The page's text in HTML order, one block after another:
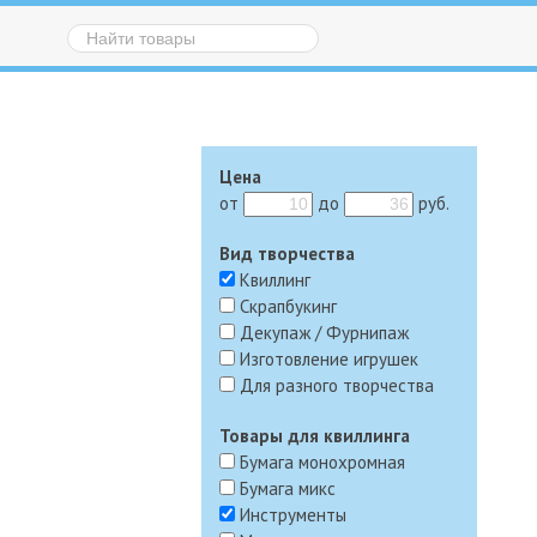
Цена
от
до руб.
Вид творчества
Квиллинг
Скрапбукинг
Декупаж / Фурнипаж
Изготовление игрушек
Для разного творчества
Товары для квиллинга
Бумага монохромная
Бумага микс
Инструменты